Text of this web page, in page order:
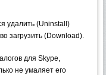
удалить (Uninstall)
загрузить (Download).
для Skype,
не умаляет его